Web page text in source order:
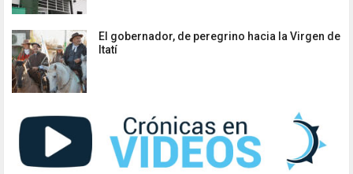
El gobernador, de peregrino hacia la Virgen de
Itatí